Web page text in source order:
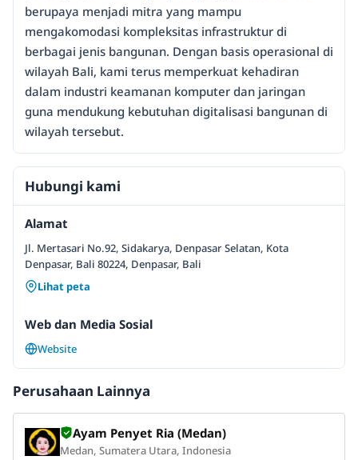
berupaya menjadi mitra yang mampu
mengakomodasi kompleksitas infrastruktur di
berbagai jenis bangunan. Dengan basis operasional di
wilayah Bali, kami terus memperkuat kehadiran
dalam industri keamanan komputer dan jaringan
guna mendukung kebutuhan digitalisasi bangunan di
wilayah tersebut.
Hubungi kami
Alamat
Jl. Mertasari No.92, Sidakarya, Denpasar Selatan, Kota
Denpasar, Bali 80224, Denpasar, Bali
Lihat peta
Web dan Media Sosial
Website
Perusahaan Lainnya
Ayam Penyet Ria (Medan)
Medan, Sumatera Utara, Indonesia